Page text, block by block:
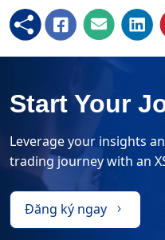
Start Your
Leverage your insights
trading journey with an
Đăng ký ngay